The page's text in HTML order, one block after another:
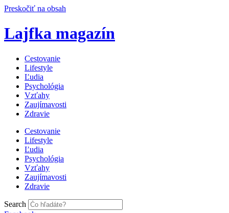
Preskočiť na obsah
Lajfka magazín
Cestovanie
Lifestyle
Ľudia
Psychológia
Vzťahy
Zaujímavosti
Zdravie
Cestovanie
Lifestyle
Ľudia
Psychológia
Vzťahy
Zaujímavosti
Zdravie
Search